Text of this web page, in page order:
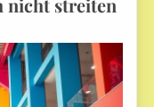
nicht streiten